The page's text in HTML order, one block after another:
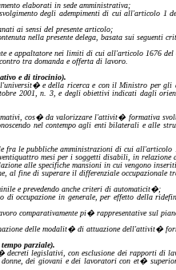
elaborati in sede amministrativa;
degli adempimenti di cui all'articolo
ai sensi del presente articolo;
nella presente delega, basata sui seguenti
e appaltatore nei limiti di cui all'articolo 1676 del
tra domanda e offerta di lavoro.
e di tirocinio).
e della ricerca e con il Ministro per
2001, n. 3, e degli obiettivi indicati dagli
cos� da valorizzare l'attivit� formativa
nel contempo agli enti bilaterali e alle
le pubbliche amministrazioni di cui
mesi per i soggetti disabili, in
alle specifiche mansioni in cui vengono
al fine di superare il differenziale occupazionale
e prevedendo anche criteri di automaticit�;
di occupazione in generale, per effetto della
comparativamente pi� rappresentative sul
dellemodalit� di attuazione dell'attivit�
parziale).
legislativi, con esclusione dei rapporti di
dei giovani e dei lavoratori con et�